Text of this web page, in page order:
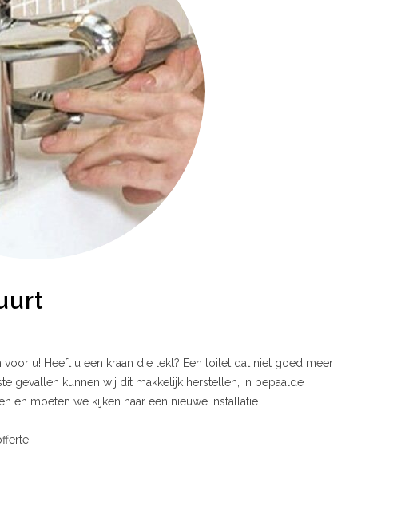
u! Heeft u een kraan die lekt? Een toilet dat niet goed meer
gevallen kunnen wij dit makkelijk herstellen, in bepaalde
en moeten we kijken naar een nieuwe installatie.